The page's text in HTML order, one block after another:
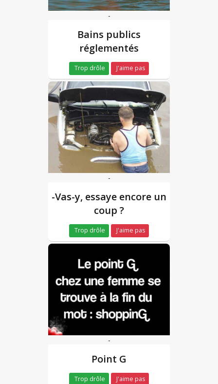
-
Bains publics
réglementés
Trop drôle J'aime pas
-
-Vas-y, essaye encore un
coup ?
Trop drôle J'aime pas
-
Point G
Trop drôle J'aime pas